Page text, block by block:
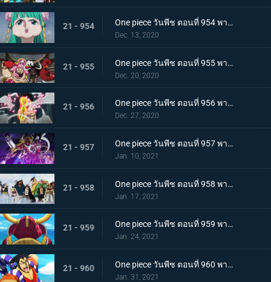
21 - 954 One piece วันพีช ตอนที่ 954 พากย์ไทย ชื่อของมันคือเอ็นมะ! สุดยอดดาบของโอเด้ง!
Dec. 13, 2020
21 - 955 One piece วันพีช ตอนที่ 955 พากย์ไทย พันธมิตรใหม่? รวมพลกองกำลังไคโด!
Dec. 20, 2020
21 - 956 One piece วันพีช ตอนที่ 956 พากย์ไทย การต่อสู้ครั้งใหญ่! กลุ่มหมวกฟางเข้าโหมดต่อสู้!
Dec. 27, 2020
21 - 957 One piece วันพีช ตอนที่ 957 พากย์ไทย ข่าวใหญ่! เหตุการณ์ที่ส่งผลต่อ 7 เทพโจรสลัด!
Jan. 10, 2021
21 - 958 One piece วันพีช ตอนที่ 958 พากย์ไทย ตำนานการต่อสู้! การ์ปและโรเจอร์
Jan. 17, 2021
21 - 959 One piece วันพีช ตอนที่ 959 พากย์ไทย ท่าเรือที่นัดพบ! วะโนะคุนิองก์ 3 เริ่มแล้ว!
Jan. 24, 2021
21 - 960 One piece วันพีช ตอนที่ 960 พากย์ไทย ซามูไรอันดับหนึ่งของวะโนะคุนิ! โคสึกิ โอเด้ง มาแล้ว
Jan. 31, 2021